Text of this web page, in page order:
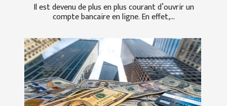
Il est devenu de plus en plus courant d’ouvrir un
compte bancaire en ligne. En effet,...